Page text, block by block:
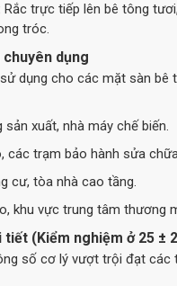
Rắc trực tiếp lên bê tông
tróc.
dụng
dụng cho các mặt sàn bê
sản xuất, nhà máy chế biến.
các trạm bảo hành sửa
cư, tòa nhà cao tầng.
khu vực trung tâm thương
(Kiểm nghiệm ở 25 ±
số cơ lý vượt trội đạt các